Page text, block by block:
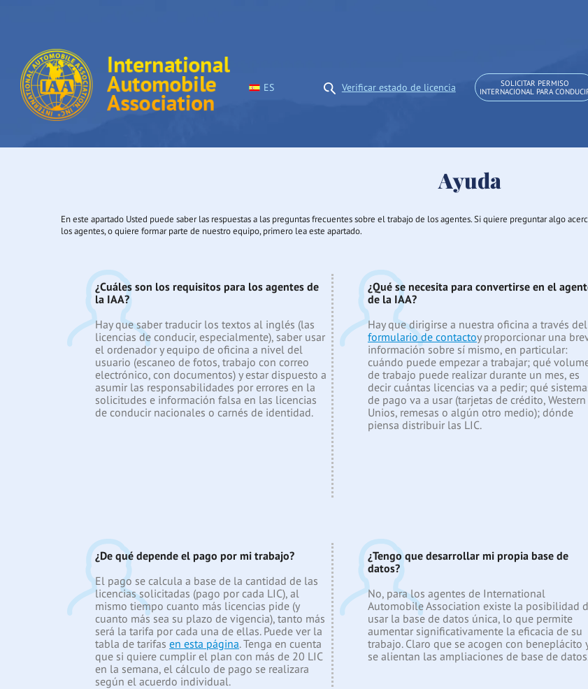
ES Verificar estado de licencia
SOLICITAR PERMISO
INTERNACIONAL PARA
Ayuda
En este apartado Usted puede saber las respuestas a las preguntas frecuentes sobre el trabajo de los agentes. Si quiere preguntar algo
los agentes, o quiere formar parte de nuestro equipo, primero lea este apartado.
¿Cuáles son los requisitos para los agentes de
la IAA?
Hay que saber traducir los textos al inglés (las
licencias de conducir, especialmente), saber usar
el ordenador y equipo de oficina a nivel del
usuario (escaneo de fotos, trabajo con correo
electrónico, con documentos) y estar dispuesto a
asumir las responsabilidades por errores en la
solicitudes e información falsa en las licencias
de conducir nacionales o carnés de identidad.
¿Qué se necesita para convertirse en el
de la IAA?
Hay que dirigirse a nuestra oficina a través del
formulario de contactoy proporcionar una
información sobre sí mismo, en particular:
cuándo puede empezar a trabajar; qué
de trabajo puede realizar durante un mes, es
decir cuántas licencias va a pedir; qué
de pago va a usar (tarjetas de crédito, Western
Unios, remesas o algún otro medio); dónde
piensa distribuir las LIC.
¿De qué depende el pago por mi trabajo?
El pago se calcula a base de la cantidad de las
licencias solicitadas (pago por cada LIC), al
mismo tiempo cuanto más licencias pide (y
cuanto más sea su plazo de vigencia), tanto más
será la tarifa por cada una de ellas. Puede ver la
tabla de tarifas en esta página. Tenga en cuenta
que si quiere cumplir el plan con más de 20 LIC
en la semana, el cálculo de pago se realizara
según el acuerdo individual.
¿Tengo que desarrollar mi propia base de
datos?
No, para los agentes de International
Automobile Association existe la posibilidad
usar la base de datos única, lo que permite
aumentar significativamente la eficacia de su
trabajo. Claro que se acogen con beneplácito
se alientan las ampliaciones de base de